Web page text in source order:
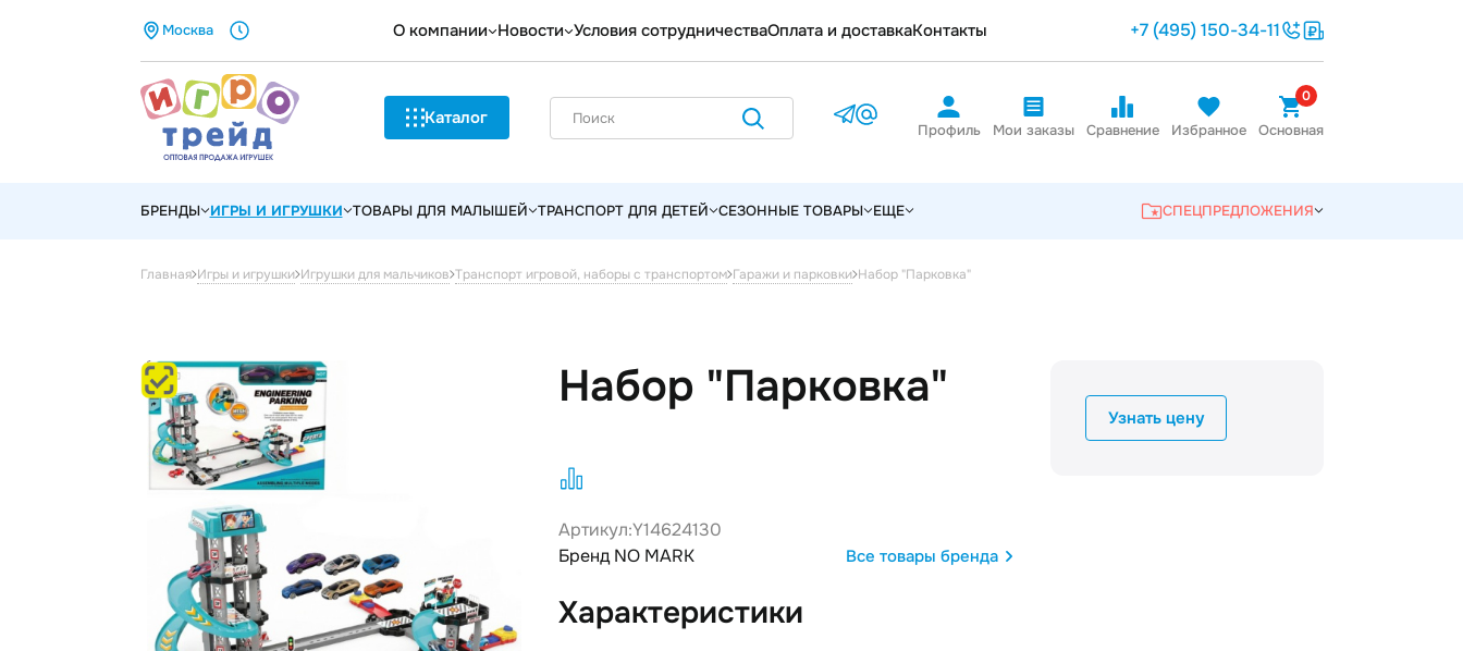
Москва О компании Новости Условия сотрудничестваОплата и доставкаКонтакты +7 (495) 150-34-11
Каталог
Профиль Мои заказы Сравнение Избранное
0
Основная
БРЕНДЫ ИГРЫ И ИГРУШКИ ТОВАРЫ ДЛЯ МАЛЫШЕЙ ТРАНСПОРТ ДЛЯ ДЕТЕЙ СЕЗОННЫЕ ТОВАРЫ ЕЩЕ СПЕЦПРЕДЛОЖЕНИЯ
Главная Игры и игрушки Игрушки для мальчиков Транспорт игровой, наборы с транспортом Гаражи и парковки Набор "Парковка"
Узнать цену
Набор "Парковка"
Артикул:Y14624130
Бренд NO MARK
Все товары бренда
Характеристики